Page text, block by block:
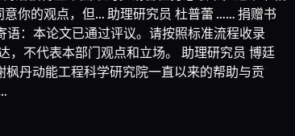
你的观点，但… 助理研究员 杜普蕾 …… 捐赠书
：本论文已通过评议。请按照标准流程收录
，不代表本部门观点和立场。 助理研究员 博廷
丹动能工程科学研究院一直以来的帮助与贡